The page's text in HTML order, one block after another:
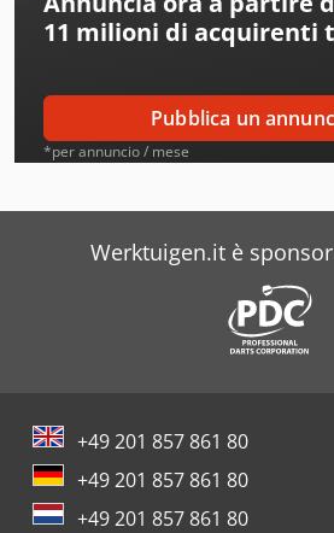
Cascade
Cassese
Ceetec
Centauro
Costa
Deckel
11 milioni di acquirenti
Pubblica un
*per annuncio / mese
Werktuigen.it è
+49 201 857 861 80
+49 201 857 861 80
+49 201 857 861 80